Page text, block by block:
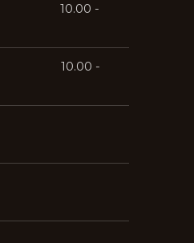
10.00 -
10.00 -